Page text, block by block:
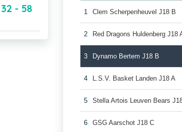
32 - 58 1 Clem Scherpenheuvel J18 B
2 Red Dragons Huldenberg J18
3 Dynamo Bertem J18 B
4 L.S.V. Basket Landen J18 A
5 Stella Artois Leuven Bears
6 GSG Aarschot J18 C